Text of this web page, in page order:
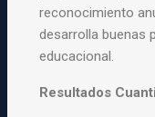
reconocimiento
desarrolla buenas
educacional.
Resultados